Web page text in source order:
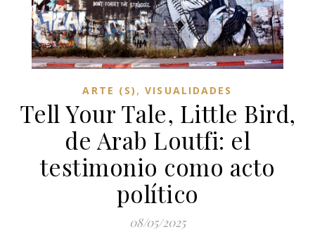
ARTE (S) ,VISUALIDADES
Tell Your Tale, Little Bird,
de Arab Loutfi: el
testimonio como acto
político
08/05/2025